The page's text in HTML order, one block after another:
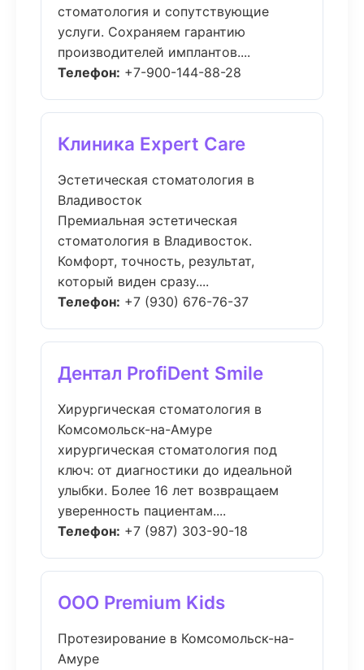
стоматология и сопутствующие
услуги. Сохраняем гарантию
производителей имплантов....
Телефон: +7-900-144-88-28
Клиника Expert Care
Эстетическая стоматология в
Владивосток
Премиальная эстетическая
стоматология в Владивосток.
Комфорт, точность, результат,
который виден сразу....
Телефон: +7 (930) 676-76-37
Дентал ProfiDent Smile
Хирургическая стоматология в
Комсомольск-на-Амуре
хирургическая стоматология под
ключ: от диагностики до идеальной
улыбки. Более 16 лет возвращаем
уверенность пациентам....
Телефон: +7 (987) 303-90-18
ООО Premium Kids
Протезирование в Комсомольск-на-
Амуре